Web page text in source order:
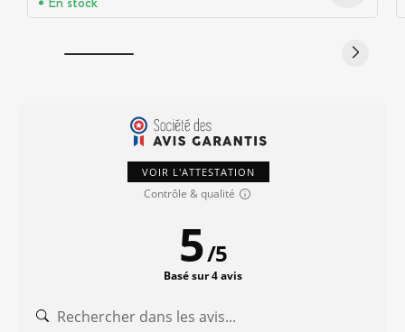
VOIR L'ATTESTATION
Contrôle & qualité
5/5
Basé sur 4 avis